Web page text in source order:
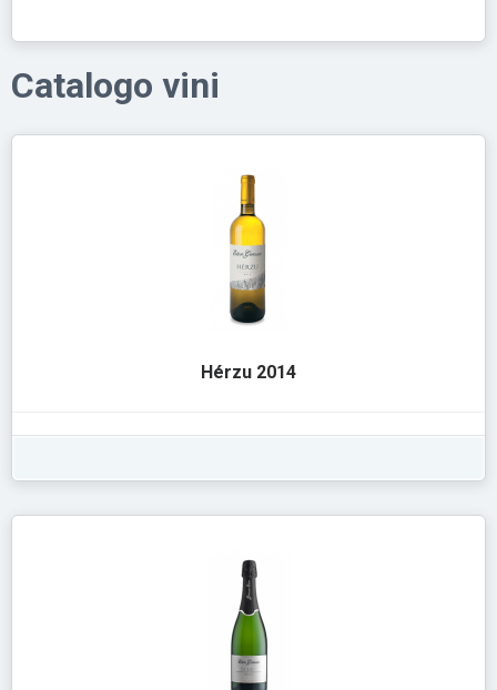
Catalogo vini
Hérzu 2014